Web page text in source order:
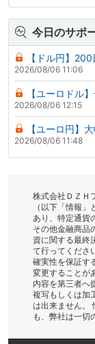
今日のサポ
【ドル円】
2026/08/06 11:06
【ユーロドル
2026/08/06 12:15
【ユーロ円】
2026/08/06 11:48
株式会社ＤＺＨ
（以下「情報
あり、特定通貨
その他金融商品
資に関する最終
て行ってくださ
確実性を保証す
変更することが
内容を第三者へ
複写もしくは加
は出来ません。
も、弊社は一切